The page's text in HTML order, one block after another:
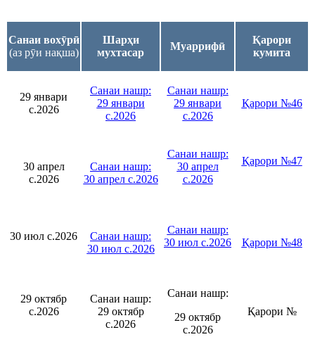
Санаи вохӯрӣ
(аз рӯи нақша)
Шарҳи
мухтасар
Муаррифӣ
Қарори
кумита
29 январи
с.2026
Санаи нашр:
29 январи
с.2026
Санаи нашр:
29 январи
с.2026
Қарори №46
30 апрел
с.2026
Санаи нашр:
30 апрел с.2026
Санаи нашр:
30 апрел
с.2026
Қарори №47
30 июл с.2026
Санаи нашр:
30 июл с.2026
Санаи нашр:
30 июл с.2026
Қарори №48
29 октябр
с.2026
Санаи нашр:
29 октябр
с.2026
Санаи нашр:
29 октябр
с.2026
Қарори №